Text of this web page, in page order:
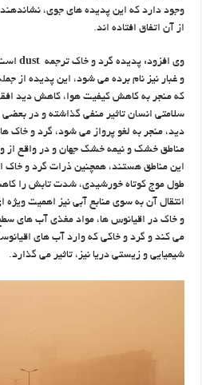
وجود دارد که این پدیده ‌های جوی،
از آن اتفاق افتاده اند.
وی افزود: پدیده گرد و ‌خاک ترجمهdust
و غبار نیز نام‌ برده می شود، این پدیده ‌از
که منجر به کاهش کیفیت هوا، کاهش دید
سلامتی انسان تاثیر منفی گذاشته و در
دید، منجر ‌به لغو پرواز می شود، گرد و خاک
مناطق خشک و نیمه خشک جهان ‌و در واقع از
این ‌مناطق هستند، همچنین ذرات گرد و
طول موج کوتاه خورشیدی، شدت تابش را
انتقال آن به سوی منابع آبی نیز اهمیت
و خاک در ‌اقیانوس ها، مواد مغذی آب های
می کند و گرد و خاکی که وارد آب های
شیمیایی و زیستی دریا ‌نیز، تاثیر می گذارد.